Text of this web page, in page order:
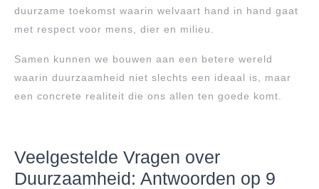
duurzame toekomst waarin welvaart hand in hand gaat
met respect voor mens, dier en milieu.
Samen kunnen we bouwen aan een betere wereld
waarin duurzaamheid niet slechts een ideaal is, maar
een concrete realiteit die ons allen ten goede komt.
Veelgestelde Vragen over
Duurzaamheid: Antwoorden op 9